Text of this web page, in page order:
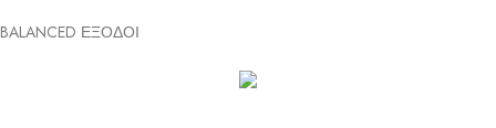
BALANCED ΕΞΟΔΟΙ